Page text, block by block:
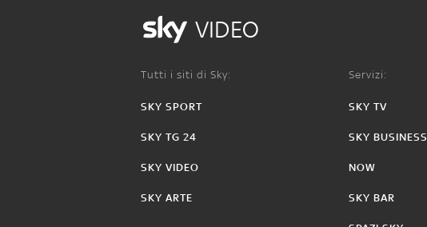
VIDEO
Tutti i siti di Sky:
SKY SPORT
SKY TG 24
SKY VIDEO
SKY ARTE
Servizi:
SKY TV
SKY BUSINESS
NOW
SKY BAR